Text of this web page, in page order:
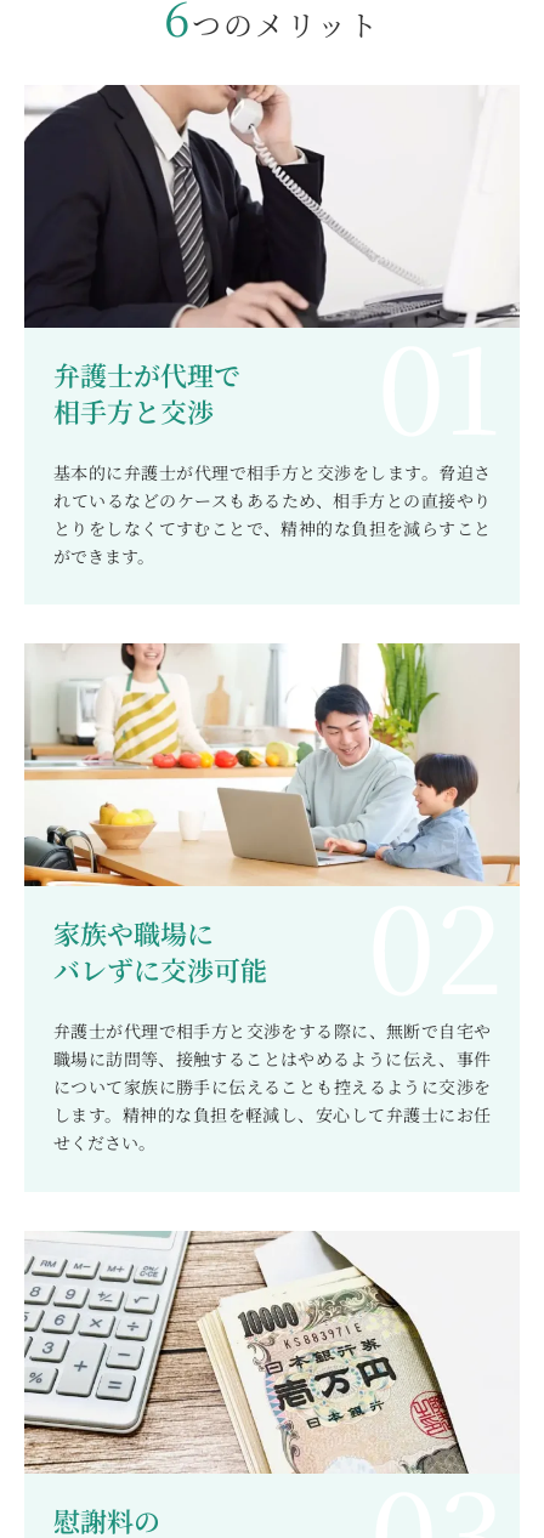
6つのメリット
弁護士が代理で
相手方と交渉
基本的に弁護士が代理で相手方と交渉をします。脅迫さ
れているなどのケースもあるため、相手方との直接やり
とりをしなくてすむことで、精神的な負担を減らすこと
ができます。
家族や職場に
バレずに交渉可能
弁護士が代理で相手方と交渉をする際に、無断で自宅や
職場に訪問等、接触することはやめるように伝え、事件
について家族に勝手に伝えることも控えるように交渉を
します。精神的な負担を軽減し、安心して弁護士にお任
せください。
慰謝料の